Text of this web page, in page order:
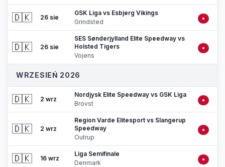
🇩🇰 26 sie
GSK Liga vs Esbjerg Vikings
Grindsted
•
🇩🇰 26 sie
SES Sønderjylland Elite Speedway vs
Holsted Tigers
Vojens
•
WRZESIEŃ 2026
🇩🇰 2 wrz
Nordjysk Elite Speedway vs GSK Liga
Brovst
•
🇩🇰 2 wrz
Region Varde Elitesport vs Slangerup
Speedway
Outrup
•
🇩🇰 16 wrz
Liga Semifinale
Denmark
•